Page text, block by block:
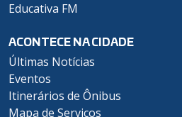
Educativa FM
ACONTECE NA CIDADE
Últimas Notícias
Eventos
Itinerários de Ônibus
Mapa de Serviços